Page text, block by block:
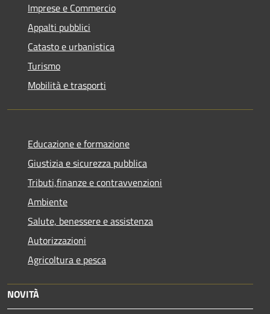
Imprese e Commercio
Appalti pubblici
Catasto e urbanistica
Turismo
Mobilità e trasporti
Educazione e formazione
Giustizia e sicurezza pubblica
Tributi,finanze e contravvenzioni
Ambiente
Salute, benessere e assistenza
Autorizzazioni
Agricoltura e pesca
NOVITÀ